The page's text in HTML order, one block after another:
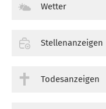
Wetter
Stellenanzeigen
Todesanzeigen